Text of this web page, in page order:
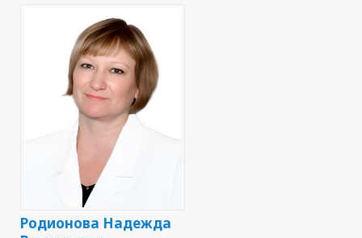
Родионова Надежда